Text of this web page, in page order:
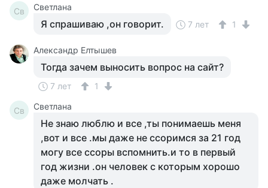
Св Светлана
Я спрашиваю ,он говорит. 7 лет 1
Александр Елтышев
Тогда зачем выносить вопрос на сайт?
7 лет 1
Св Светлана
Не знаю люблю и все ,ты понимаешь меня
,вот и все .мы даже не ссоримся за 21 год
могу все ссоры вспомнить.и то в первый
год жизни .он человек с которым хорошо
даже молчать .